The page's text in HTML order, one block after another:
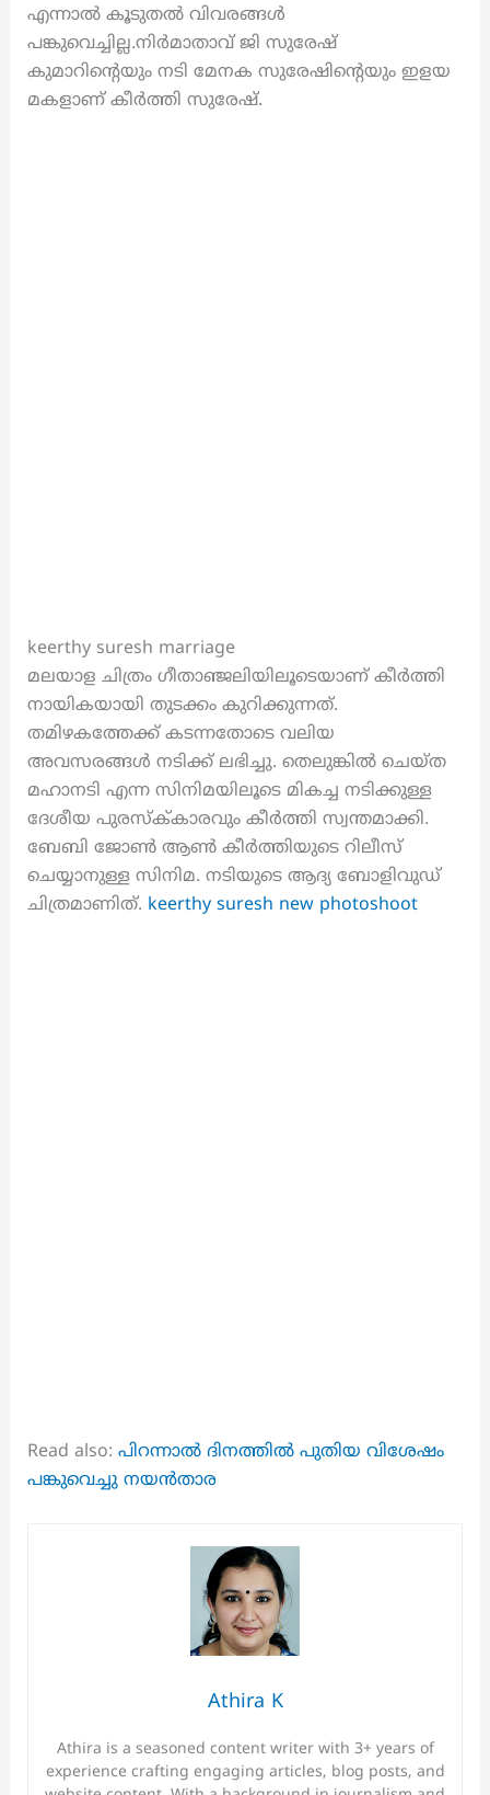
എന്നാൽ കൂടുതൽ വിവരങ്ങൾ
പങ്കുവെച്ചില്ല.നിർമാതാവ് ജി സുരേഷ്
കുമാറിന്റെയും നടി മേനക സുരേഷിൻ്റെയും ഇളയ
മകളാണ് കീർത്തി സുരേഷ്.
keerthy suresh marriage
മലയാള ചിത്രം ഗീതാഞ്ജലിയിലൂടെയാണ് കീർത്തി
നായികയായി തുടക്കം കുറിക്കുന്നത്.
തമിഴകത്തേക്ക് കടന്നതോടെ വലിയ
അവസരങ്ങൾ നടിക്ക് ലഭിച്ചു. തെലുങ്കിൽ ചെയ്ത
മഹാനടി എന്ന സിനിമയിലൂടെ മികച്ച നടിക്കുള്ള
ദേശീയ പുരസ്ക്‌കാരവും കീർത്തി സ്വന്തമാക്കി.
ബേബി ജോൺ ആൺ കീർത്തിയുടെ റിലീസ്
ചെയ്യാനുള്ള സിനിമ. നടിയുടെ ആദ്യ ബോളിവുഡ്
ചിത്രമാണിത്. keerthy suresh new photoshoot
Read also: പിറന്നാൽ ദിനത്തിൽ പുതിയ വിശേഷം
പങ്കുവെച്ചു നയൻതാര
Athira K
Athira is a seasoned content writer with 3+ years of
experience crafting engaging articles, blog posts, and